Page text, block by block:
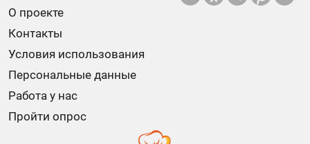
О проекте
Контакты
Условия использования
Персональные данные
Работа у нас
Пройти опрос